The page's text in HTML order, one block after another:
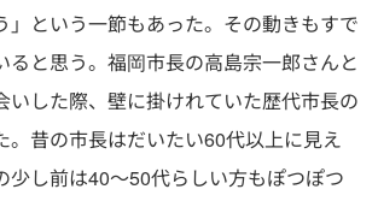
」という一節もあった。その動きもすで
ると思う。福岡市長の高島宗一郎さんと
いした際、壁に掛けれていた歴代市長の
。昔の市長はだいたい60代以上に見え
少し前は40〜50代らしい方もぽつぽつ